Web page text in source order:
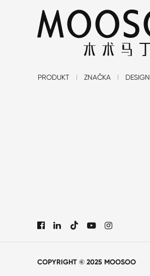
PRODUKT ZNAČKA DESIGN

COPYRIGHT © 2025 MOOSOO